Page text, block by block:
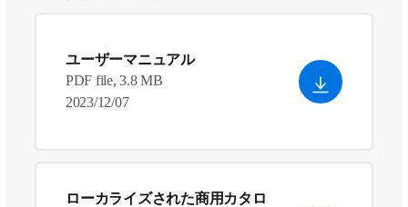
ユーザーマニュアル
PDF file, 3.8 MB
2023/12/07
ローカライズされた商用カタロ